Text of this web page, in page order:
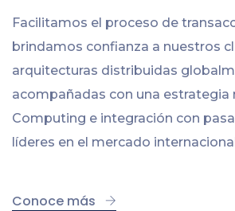
Facilitamos el proceso de
brindamos confianza a nuestros
arquitecturas distribuidas
acompañadas con una estrategia
Computing e integración con
líderes en el mercado
Conoce más